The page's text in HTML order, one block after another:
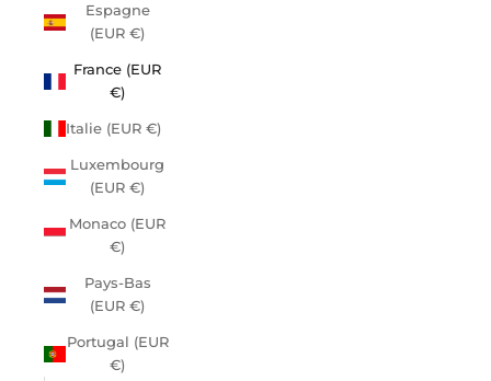
Espagne
(EUR €)
France (EUR
€)
Italie (EUR €)
Luxembourg
(EUR €)
Monaco (EUR
€)
Pays-Bas
(EUR €)
Portugal (EUR
€)